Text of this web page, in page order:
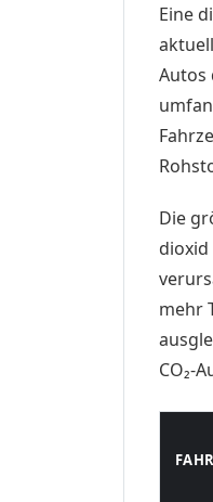
Eine
Autos
Die
mehr
CO₂-